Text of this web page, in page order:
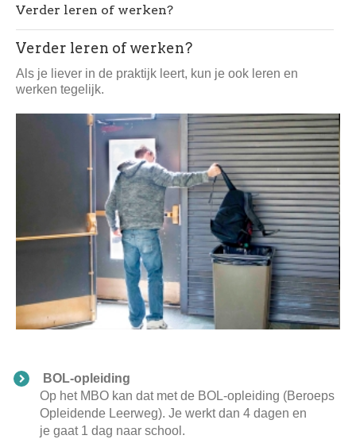
Verder leren of werken?
Verder leren of werken?
Als je liever in de praktijk leert, kun je ook leren en
werken tegelijk.
BOL-opleiding
Op het MBO kan dat met de BOL-opleiding (Beroeps
Opleidende Leerweg). Je werkt dan 4 dagen en
je gaat 1 dag naar school.